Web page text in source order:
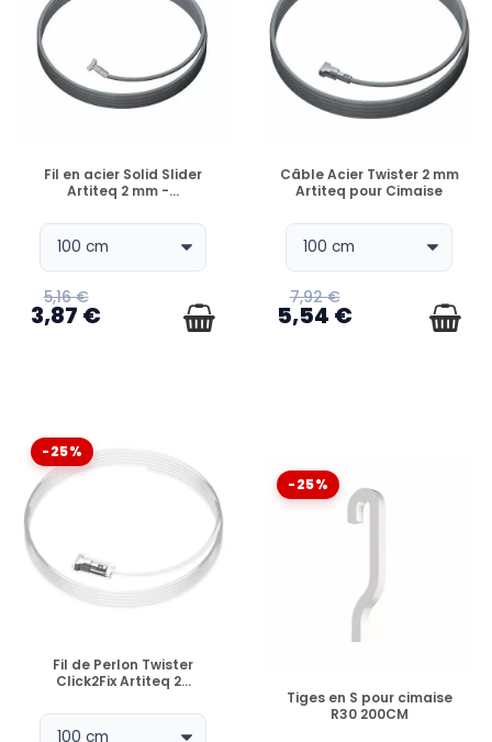
EN STOCK
Fil en acier Solid Slider
Artiteq 2 mm -...
5,16 €
3,87 €
EN STOCK
Câble Acier Twister 2 mm
Artiteq pour Cimaise
7,92 €
5,54 €
-25%
EN STOCK
Fil de Perlon Twister
Click2Fix Artiteq 2...
-25%
EN STOCK
Tiges en S pour cimaise
R30 200CM